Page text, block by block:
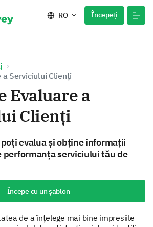
RO Începeți
a Serviciului Clienți
Evaluare a
Clienți
evalua și obține informații
performanța serviciului tău de
Începe cu un șablon
de a înțelege mai bine impresiile